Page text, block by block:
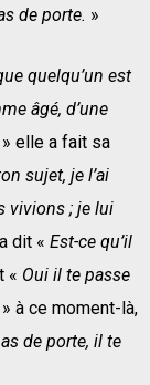
de porte. »
quelqu’un est
âgé, d’une
» elle a fait sa
sujet, je l’ai
vivions ; je lui
dit « Est-ce qu’il
« Oui il te passe
» à ce moment-là,
de porte, il te